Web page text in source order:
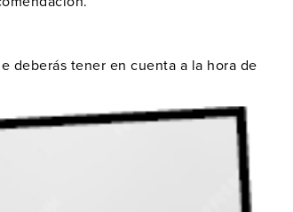
deberás tener en cuenta a la hora de